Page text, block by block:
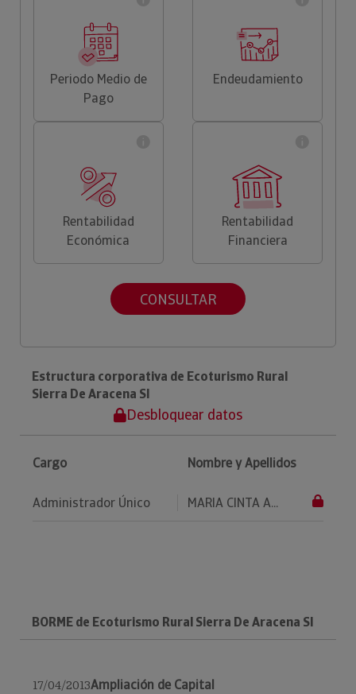
Periodo Medio de
Pago
Endeudamiento
Rentabilidad
Económica
Rentabilidad
Financiera
CONSULTAR
Estructura corporativa de Ecoturismo Rural
Sierra De Aracena Sl
Desbloquear datos
Cargo Nombre y Apellidos
Administrador Único MARIA CINTA A...
BORME de Ecoturismo Rural Sierra De Aracena Sl
17/04/2013Ampliación de Capital